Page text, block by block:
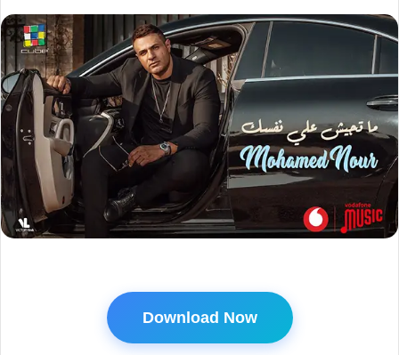
Download Now